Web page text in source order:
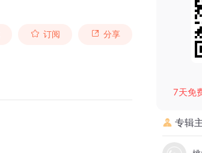
订阅 分享
7天免
专辑